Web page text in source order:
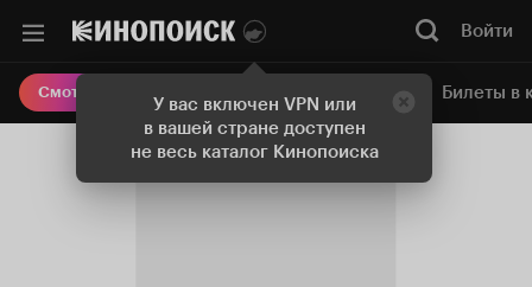
У вас включен VPN или
в вашей стране доступен
не весь каталог Кинопоиска
Войти
Смотреть кино Онлайн-кинотеатр Билеты в